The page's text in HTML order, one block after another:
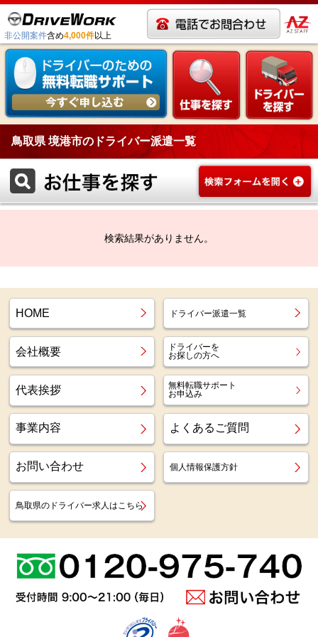
非公開案件含め4,000件以上
鳥取県 境港市のドライバー派遣一覧
検索結果がありません。
HOME ドライバー派遣一覧
会社概要
ドライバーを
お探しの方へ
代表挨拶
無料転職サポート
お申込み
事業内容 よくあるご質問
お問い合わせ 個人情報保護方針
鳥取県のドライバー求人はこちら